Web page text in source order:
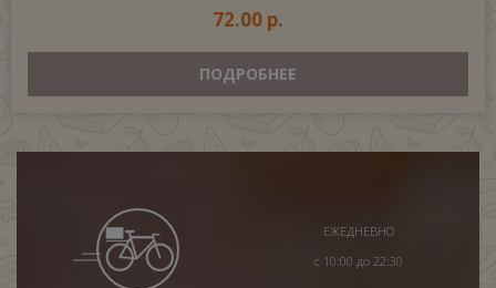
72.00 р.
ПОДРОБНЕЕ
ЕЖЕДНЕВНО
с 10:00 до 22:30